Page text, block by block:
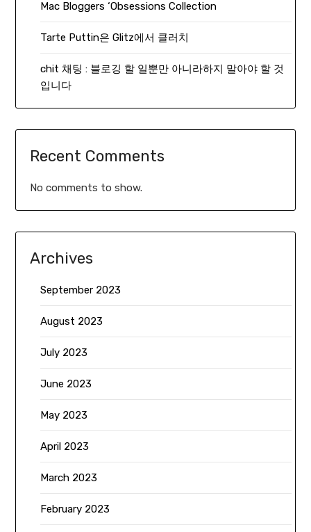
Mac Bloggers ‘Obsessions Collection
Tarte Puttin은 Glitz에서 클러치
chit 채팅 : 블로깅 할 일뿐만 아니라하지 말아야 할 것
입니다
Recent Comments
No comments to show.
Archives
September 2023
August 2023
July 2023
June 2023
May 2023
April 2023
March 2023
February 2023